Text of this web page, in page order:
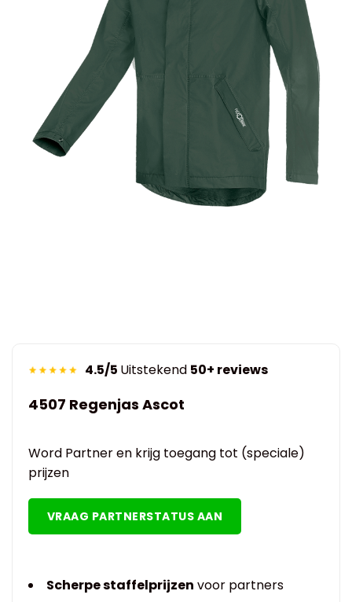
4.5/5 Uitstekend 50+ reviews
4507 Regenjas Ascot
Word Partner en krijg toegang tot (speciale)
prijzen
VRAAG PARTNERSTATUS AAN
Scherpe staffelprijzen voor partners